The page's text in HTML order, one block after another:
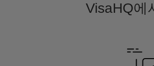
VisaHQ에